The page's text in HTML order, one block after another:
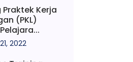
Praktek Kerja
(PKL)
2022